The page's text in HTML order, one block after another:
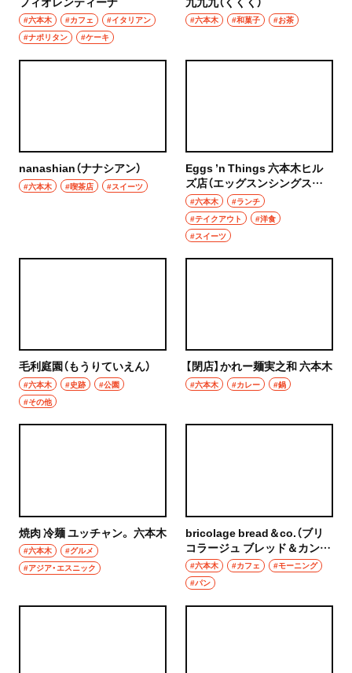
#六本木 #カフェ
#イタリアン
#ナポリタン
#ケーキ
#六本木 #和菓子 #お茶
nanashian（ナナシアン）
#六本木 #喫茶店 #スイーツ
Eggs ’n Things 六本木ヒル
ズ店（エッグスンシングスろ
っぽんぎヒルズてん）
#六本木
#ランチ
#テイクアウト
#洋食
#スイーツ
毛利庭園（もうりていえん）
#六本木 #史跡
#公園
#その他
【閉店】かれー麺実之和 六本木
#六本木 #カレー #鍋
焼肉 冷麺 ユッチャン。 六本木
#六本木
#グルメ
#アジア・エスニック
bricolage bread＆co.（ブリ
コラージュ ブレッド＆カンパ
ニー）
#六本木 #カフェ
#モーニング
#パン